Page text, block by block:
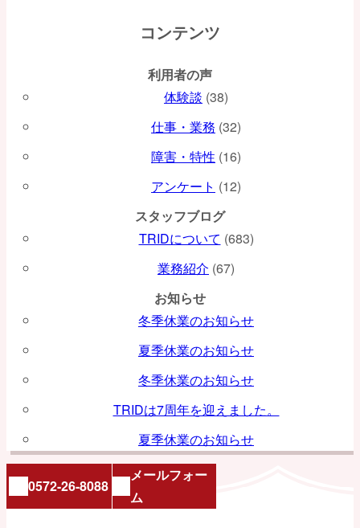
ョ
ン
コンテンツ
利用者の声
体験談 (38)
仕事・業務 (32)
障害・特性 (16)
アンケート (12)
スタッフブログ
TRIDについて (683)
業務紹介 (67)
お知らせ
冬季休業のお知らせ
夏季休業のお知らせ
冬季休業のお知らせ
TRIDは7周年を迎えました。
夏季休業のお知らせ
0572-26-8088
メールフォー
ム